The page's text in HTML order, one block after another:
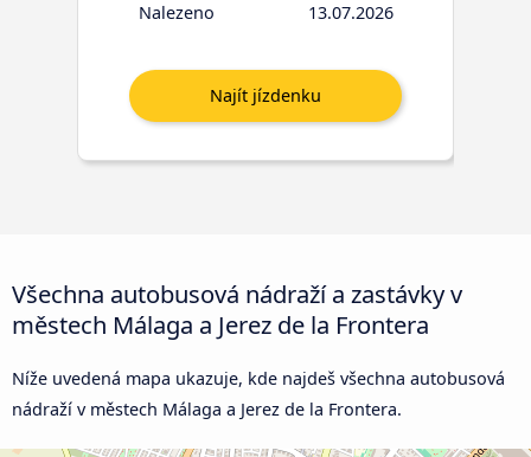
Nalezeno
13.07.2026
Všechna autobusová nádraží a zastávky v
městech Málaga a Jerez de la Frontera
Níže uvedená mapa ukazuje, kde najdeš všechna autobusová
nádraží v městech Málaga a Jerez de la Frontera.